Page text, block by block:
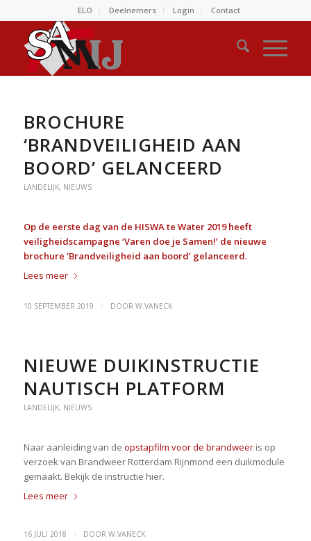
ELO Deelnemers Login Contact
BROCHURE
‘BRANDVEILIGHEID AAN
BOORD’ GELANCEERD
LANDELIJK, NIEUWS
Op de eerste dag van de HISWA te Water 2019 heeft
veiligheidscampagne ‘Varen doe je Samen!’ de nieuwe
brochure ‘Brandveiligheid aan boord’ gelanceerd.
Lees meer
10 SEPTEMBER 2019 / DOOR W.VANECK
NIEUWE DUIKINSTRUCTIE
NAUTISCH PLATFORM
LANDELIJK, NIEUWS
Naar aanleiding van de opstapfilm voor de brandweeris op
verzoek van Brandweer Rotterdam Rijnmond een duikmodule
gemaakt. Bekijk de instructie hier.
Lees meer
16 JULI 2018 / DOOR W.VANECK